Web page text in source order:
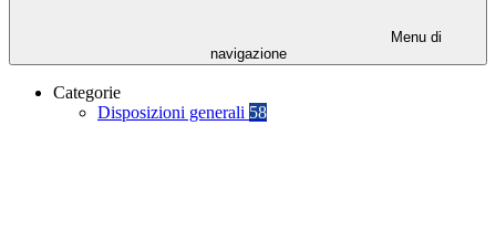
Menu di
navigazione
Categorie
Disposizioni generali 58